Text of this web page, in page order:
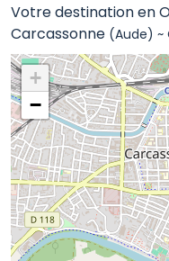
Votre destination en
Carcassonne (Aude) ~
+
−